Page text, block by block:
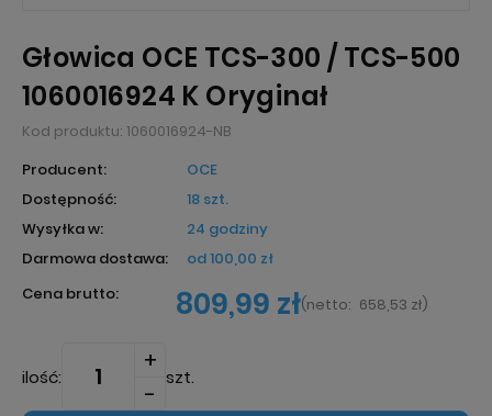
Głowica OCE TCS-300 / TCS-500
1060016924 K Oryginał
Kod produktu: 1060016924-NB
Producent:
OCE
Dostępność:
18 szt.
Wysyłka w:
24 godziny
Darmowa dostawa:
od 100,00 zł
Cena brutto:
809,99 zł(netto: 658,53 zł)
ilość: szt.